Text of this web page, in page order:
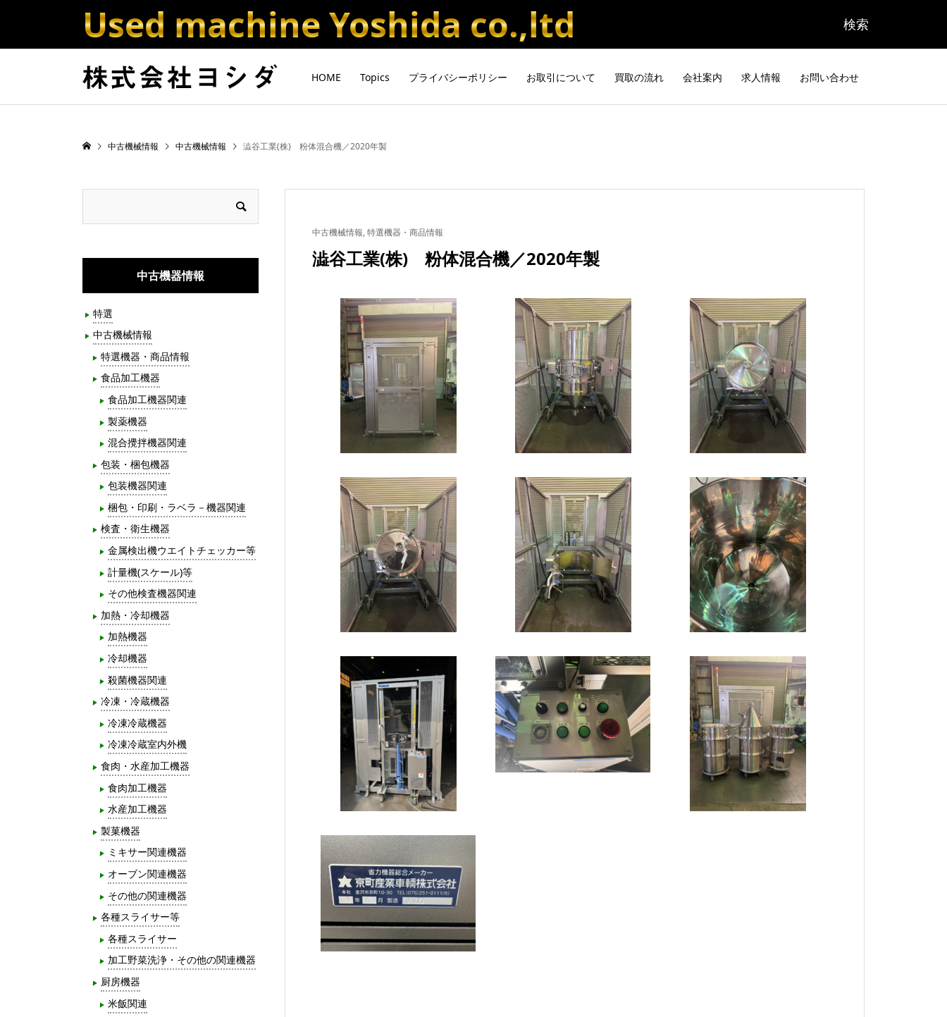
Used machine Yoshida co.,ltd
HOME Topics プライバシーポリシー お取引について 買取の流れ 会社案内 求人情報 お問い合わせ
中古機械情報 中古機械情報 澁谷工業(株) 粉体混合機／2020年製
中古機械情報,特選機器・商品情報
澁谷工業(株) 粉体混合機／2020年製
中古機器情報
特選
中古機械情報
特選機器・商品情報
食品加工機器
食品加工機器関連
製薬機器
混合攪拌機器関連
包装・梱包機器
包装機器関連
梱包・印刷・ラベラ－機器関連
検査・衛生機器
金属検出機ウエイトチェッカー等
計量機(スケール)等
その他検査機器関連
加熱・冷却機器
加熱機器
冷却機器
殺菌機器関連
冷凍・冷蔵機器
冷凍冷蔵機器
冷凍冷蔵室内外機
食肉・水産加工機器
食肉加工機器
水産加工機器
製菓機器
ミキサー関連機器
オーブン関連機器
その他の関連機器
各種スライサー等
各種スライサー
加工野菜洗浄・その他の関連機器
厨房機器
米飯関連